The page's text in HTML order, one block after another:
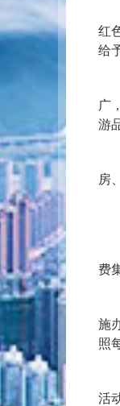
8.
红
给
9.
广
游
房
费
施
照
活